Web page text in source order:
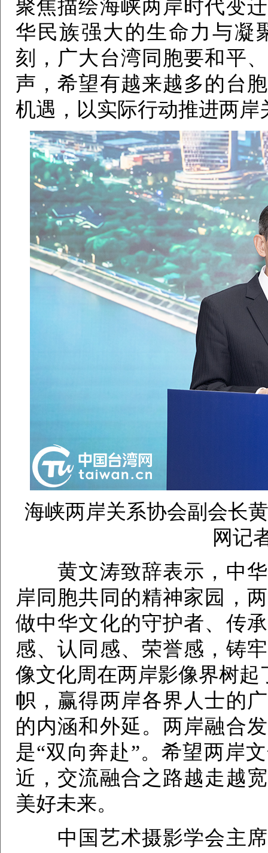
聚焦描绘海峡两岸时代变
华民族强大的生命力与凝
刻，广大台湾同胞要和平
声，希望有越来越多的台
机遇，以实际行动推进两岸
海峡两岸关系协会副会长
网记
黄文涛致辞表示，中华
岸同胞共同的精神家园，
做中华文化的守护者、传
感、认同感、荣誉感，铸
像文化周在两岸影像界树起
帜，赢得两岸各界人士的
的内涵和外延。两岸融合
是“双向奔赴”。希望两岸
近，交流融合之路越走越
美好未来。
中国艺术摄影学会主席